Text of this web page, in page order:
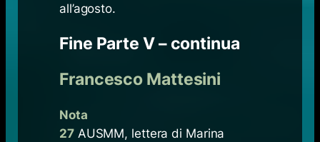
all’agosto.
Fine Parte V – continua
Francesco Mattesini
Nota
27AUSMM, lettera di Marina